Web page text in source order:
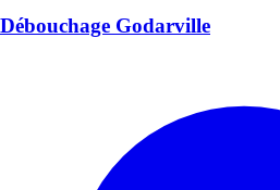
Débouchage Godarville